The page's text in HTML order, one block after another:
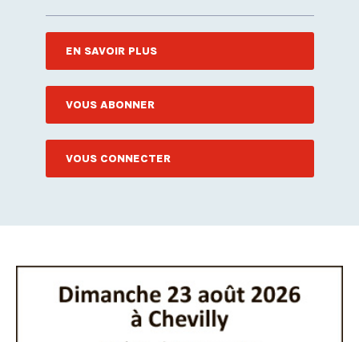
EN SAVOIR PLUS
VOUS ABONNER
VOUS CONNECTER